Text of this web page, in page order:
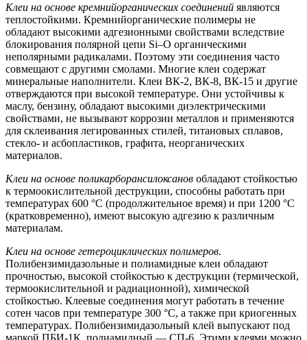
Клеи на основе кремнийорганических соединений являются
теплостойкими. Кремнийорганические полимеры не
обладают высокими адгезионными свойствами вследствие
блокирования полярной цепи Si–О органическими
неполярными радикалами. Поэтому эти соединения часто
совмещают с другими смолами. Многие клеи содержат
минеральные наполнители. Клеи ВК-2, ВК-8, ВК-15 и другие
отверждаются при высокой температуре. Они устойчивы к
маслу, бензину, обладают высокими диэлектрическими
свойствами, не вызывают коррозии металлов и применяются
для склеивания легированных стилей, титановых сплавов,
стекло- и асбопластиков, графита, неорганических
материалов.
Клеи на основе поликарборансилоксанов обладают стойкостью
к термоокислительной деструкции, способны работать при
температурах 600 °С (продолжительное время) и при 1200 °С
(кратковременно), имеют высокую адгезию к различным
материалам.
Клеи на основе гетероциклических полимеров.
Полибензимидазольные и полиамидные клеи обладают
прочностью, высокой стойкостью к деструкции (термической,
термоокислительной и радиационной), химической
стойкостью. Клеевые соединения могут работать в течение
сотен часов при температуре 300 °С, а также при криогенных
температурах. Полибензимидазольный клей выпускают под
маркой ПБИ-1К, полиамидный — СП-6. Этими клеями можно